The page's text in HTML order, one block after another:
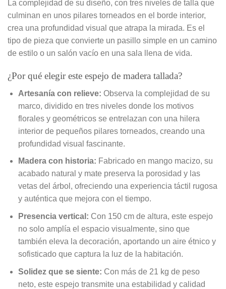
La complejidad de su diseño, con tres niveles de talla que
culminan en unos pilares torneados en el borde interior,
crea una profundidad visual que atrapa la mirada. Es el
tipo de pieza que convierte un pasillo simple en un camino
de estilo o un salón vacío en una sala llena de vida.
¿Por qué elegir este espejo de madera tallada?
Artesanía con relieve: Observa la complejidad de su
marco, dividido en tres niveles donde los motivos
florales y geométricos se entrelazan con una hilera
interior de pequeños pilares torneados, creando una
profundidad visual fascinante.
Madera con historia: Fabricado en mango macizo, su
acabado natural y mate preserva la porosidad y las
vetas del árbol, ofreciendo una experiencia táctil rugosa
y auténtica que mejora con el tiempo.
Presencia vertical: Con 150 cm de altura, este espejo
no solo amplía el espacio visualmente, sino que
también eleva la decoración, aportando un aire étnico y
sofisticado que captura la luz de la habitación.
Solidez que se siente: Con más de 21 kg de peso
neto, este espejo transmite una estabilidad y calidad